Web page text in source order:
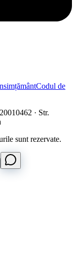
Codul de
· Str.
sunt rezervate.